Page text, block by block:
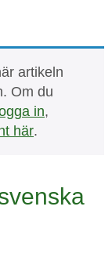
artikeln
Om du
in,
här.